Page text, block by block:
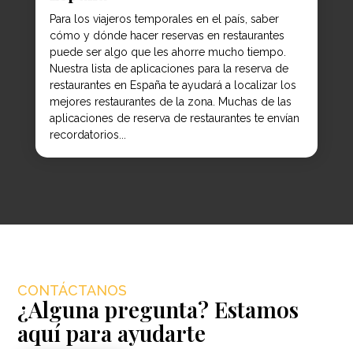
Para los viajeros temporales en el país, saber
cómo y dónde hacer reservas en restaurantes
puede ser algo que les ahorre mucho tiempo.
Nuestra lista de aplicaciones para la reserva de
restaurantes en España te ayudará a localizar los
mejores restaurantes de la zona. Muchas de las
aplicaciones de reserva de restaurantes te envían
recordatorios...
CONTÁCTANOS
¿Alguna pregunta? Estamos
aquí para ayudarte